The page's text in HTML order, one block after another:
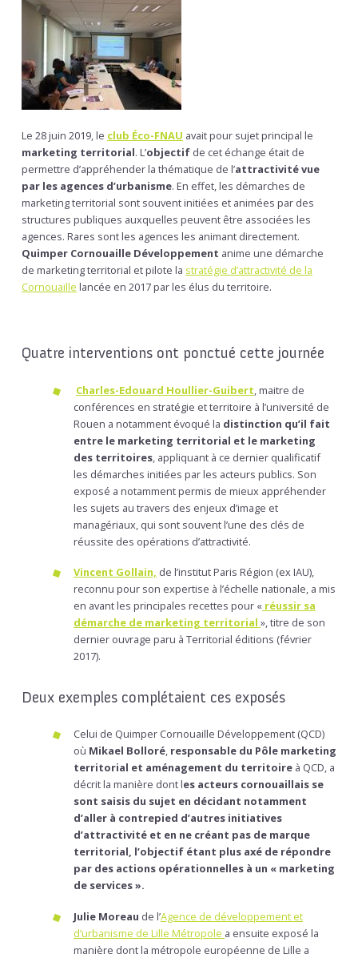
Le 28 juin 2019, le club Éco-FNAU avait pour sujet principal le
marketing territorial. L’objectif de cet échange était de
permettre d’appréhender la thématique de l’attractivité vue
par les agences d’urbanisme. En effet, les démarches de
marketing territorial sont souvent initiées et animées par des
structures publiques auxquelles peuvent être associées les
agences. Rares sont les agences les animant directement.
Quimper Cornouaille Développement anime une démarche
de marketing territorial et pilote la stratégie d’attractivité de la
Cornouaille lancée en 2017 par les élus du territoire.
Quatre interventions ont ponctué cette journée
Charles-Edouard Houllier-Guibert , maitre de
conférences en stratégie et territoire à l’université de
Rouen a notamment évoqué la distinction qu’il fait
entre le marketing territorial et le marketing
des territoires , appliquant à ce dernier qualificatif
les démarches initiées par les acteurs publics. Son
exposé a notamment permis de mieux appréhender
les sujets au travers des enjeux d’image et
managériaux, qui sont souvent l’une des clés de
réussite des opérations d’attractivité.
Vincent Gollain, de l’institut Paris Région (ex IAU),
reconnu pour son expertise à l’échelle nationale, a mis
en avant les principales recettes pour « réussir sa
démarche de marketing territorial », titre de son
dernier ouvrage paru à Territorial éditions (février
2017).
Deux exemples complétaient ces exposés
Celui de Quimper Cornouaille Développement (QCD)
où Mikael Bolloré, responsable du Pôle marketing
territorial et aménagement du territoire à QCD, a
décrit la manière dont les acteurs cornouaillais se
sont saisis du sujet en décidant notamment
d’aller à contrepied d’autres initiatives
d’attractivité et en ne créant pas de marque
territorial, l’objectif étant plus axé de répondre
par des actions opérationnelles à un « marketing
de services ».
Julie Moreau de l’Agence de développement et
d’urbanisme de Lille Métropole a ensuite exposé la
manière dont la métropole européenne de Lille a